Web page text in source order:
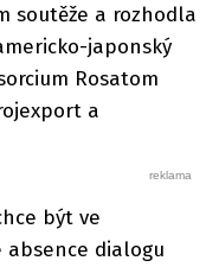
soutěže a rozhodla
japonský
Rosatom
a
být ve
dialogu